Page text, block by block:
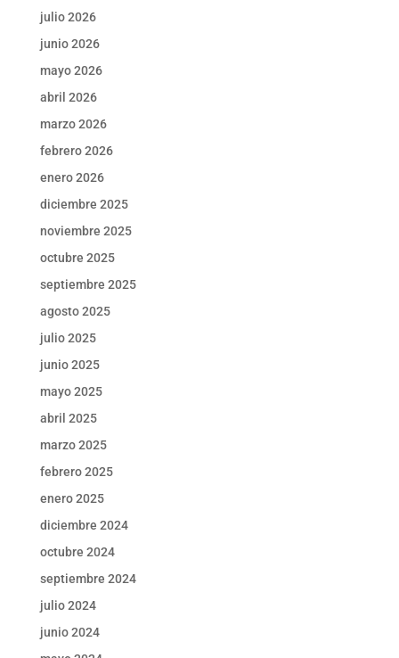
julio 2026
junio 2026
mayo 2026
abril 2026
marzo 2026
febrero 2026
enero 2026
diciembre 2025
noviembre 2025
octubre 2025
septiembre 2025
agosto 2025
julio 2025
junio 2025
mayo 2025
abril 2025
marzo 2025
febrero 2025
enero 2025
diciembre 2024
octubre 2024
septiembre 2024
julio 2024
junio 2024